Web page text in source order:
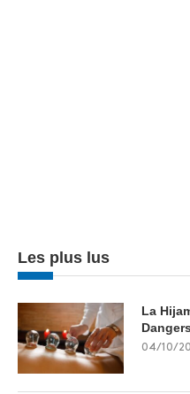
Les plus lus
La
04/10/